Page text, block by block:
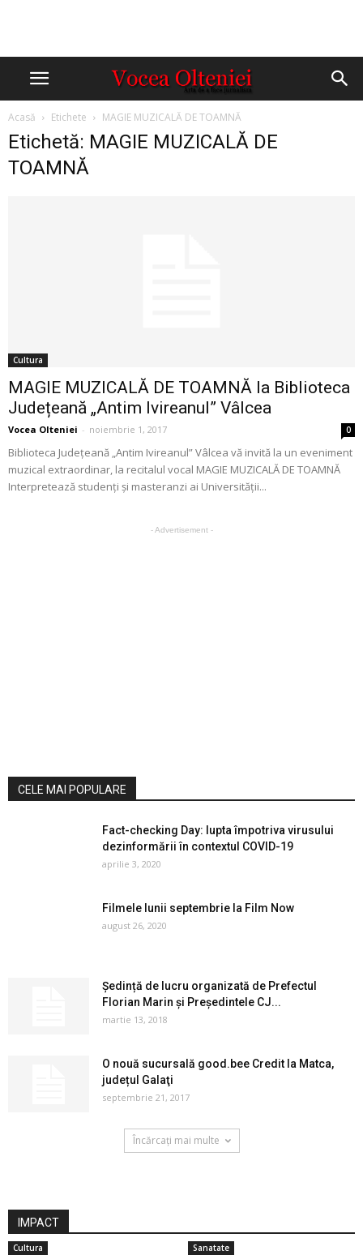
Acasă Etichete MAGIE MUZICALĂ DE TOAMNĂ
Etichetă: MAGIE MUZICALĂ DE
TOAMNĂ
Cultura
MAGIE MUZICALĂ DE TOAMNĂ la Biblioteca
Județeană „Antim Ivireanul” Vâlcea
Vocea Olteniei - noiembrie 1, 2017 0
Biblioteca Județeană „Antim Ivireanul” Vâlcea vă invită la un eveniment
muzical extraordinar, la recitalul vocal MAGIE MUZICALĂ DE TOAMNĂ
Interpretează studenți și masteranzi ai Universității...
- Advertisement -
CELE MAI POPULARE
Fact-checking Day: lupta împotriva virusului
dezinformării în contextul COVID-19
aprilie 3, 2020
Filmele lunii septembrie la Film Now
august 26, 2020
Ședință de lucru organizată de Prefectul
Florian Marin și Președintele CJ...
martie 13, 2018
O nouă sucursală good.bee Credit la Matca,
județul Galaţi
septembrie 21, 2017
Încărcați mai multe
IMPACT
Cultura Sanatate